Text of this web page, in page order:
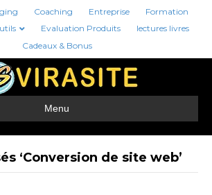
Coaching Entreprise
Formation
Evaluation Produits
lectures livres
Cadeaux & Bonus
Menu
‘Conversion de site web’